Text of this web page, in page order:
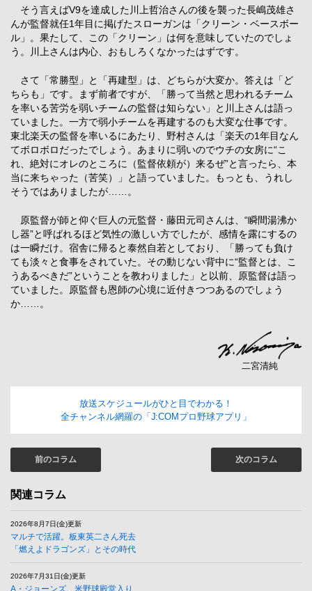
そう言えばV9を達成した川上哲治さんの後を襲った長嶋茂雄さ
んが監督就任1年目に掲げたスローガンは「クリーン・ベースボー
ル」。果たして、この「クリーン」は何を意味していたのでしょ
う。川上さんは内心、おもしろくなかったはずです。
さて「常勝型」と「再建型」は、どちらが大変か。答えは「ど
ちらも」です。まず前者ですが、「勝って当然と思われるチーム
を率いる苦労を弱いチームの監督は知らない」と川上さんは語っ
ていました。一方で弱小チームを再建するのも大変な仕事です。
東北楽天の監督を率いるにあたり、野村さんは「楽天の1年目なん
てボロボロだったでしょう。あまりに弱いのでウチの女房に“こ
れ、絶対にオレのところに（監督依頼が）来るぜ”と言ったら、本
当に来ちゃった（苦笑）」と語っていました。もっとも、うれし
そうではありましたが……。
原監督が師と仰ぐ巨人の元監督・藤田元司さんは、“瞬間湯沸か
し器”と呼ばれるほど気性の激しい方でしたが、感情を露にするの
は一瞬だけ。宿舎に帰ると泰然自若としており、「勝っても負け
ても淡々と食事をされていた。その動じない背中に“監督とは、こ
うあるべきだ”ということを教わりました」と以前、原監督は語っ
ていました。原監督も恩師の心境に近付きつつあるのでしょう
か……。
二宮清純
放送スケジュールがひと目でわかる！
全チャンネル網羅の「J:COMプロ野球アプリ」
前のコラム 次のコラム
関連コラム
2026年8月7日(金)更新
マルチで活躍。板東英二さん死去
「燃えよドラゴンズ」とその時代
2026年7月31日(金)更新
A・ジョーンズ、米野球殿堂入り